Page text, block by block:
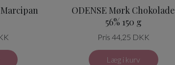
ODENSE Mørk Chokolade
56% 150 g
Pris 44,25 DKK
Læg i kurv